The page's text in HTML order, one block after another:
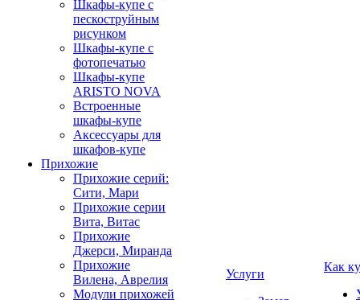
Шкафы-купе с
пескоструйным
рисунком
Шкафы-купе с
фотопечатью
Шкафы-купе
ARISTO NOVA
Встроенные
шкафы-купе
Аксессуары для
шкафов-купе
Прихожие
Прихожие серий:
Сити, Мари
Прихожие серии
Вита, Витас
Прихожие
Джерси, Миранда
Прихожие
Вилена, Аврелия
Модули прихожей
Услуги
Как